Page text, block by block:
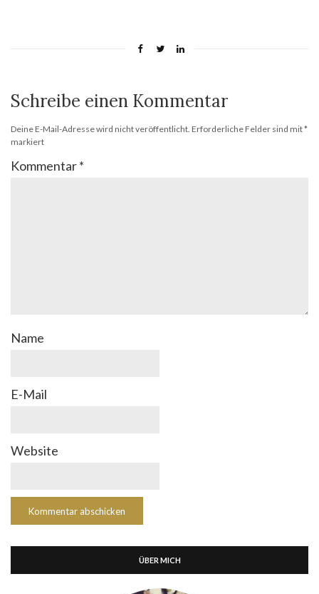
Schreibe einen Kommentar
Deine E-Mail-Adresse wird nicht veröffentlicht. Erforderliche Felder sind mit*
markiert
Kommentar*
Name
E-Mail
Website
ÜBER MICH